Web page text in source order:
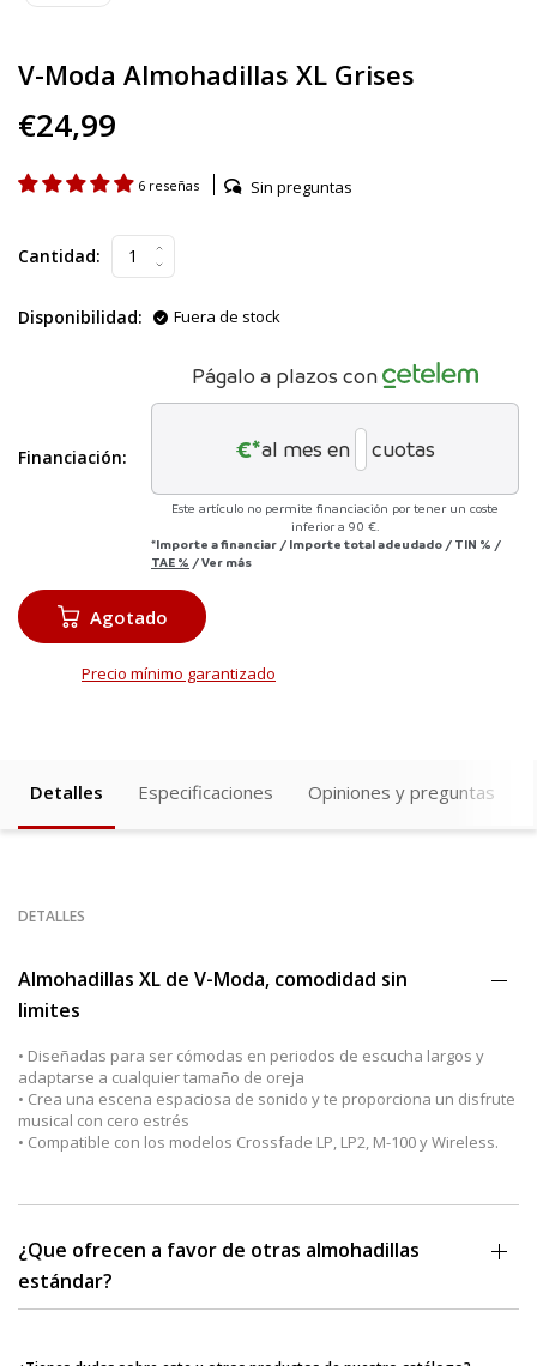
V-Moda Almohadillas XL Grises
€24,99
6 reseñas Sin preguntas
Cantidad:
Disponibilidad: Fuera de stock
Financiación:
Págalo a plazos con
€*al mes en cuotas
Este artículo no permite financiación por tener un coste
inferior a 90 €.
*Importe a financiar / Importe total adeudado / TIN % /
TAE % /Ver más
Agotado
Precio mínimo garantizado
Detalles Especificaciones Opiniones y preguntas
DETALLES
Almohadillas XL de V-Moda, comodidad sin
limites
• Diseñadas para ser cómodas en periodos de escucha largos y
adaptarse a cualquier tamaño de oreja
• Crea una escena espaciosa de sonido y te proporciona un disfrute
musical con cero estrés
• Compatible con los modelos Crossfade LP, LP2, M-100 y Wireless.
¿Que ofrecen a favor de otras almohadillas
estándar?